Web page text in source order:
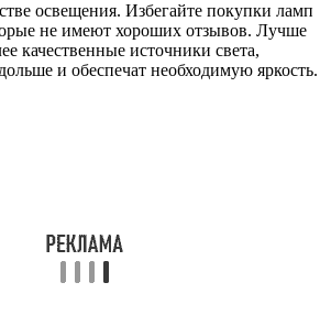
освещения. Избегайте покупки ламп
не имеют хороших отзывов. Лучше
качественные источники света,
и обеспечат необходимую яркость.